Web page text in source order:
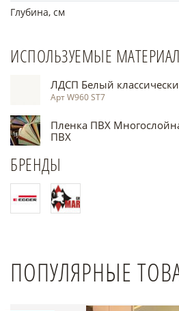
Глубина, см
ИСПОЛЬЗУЕМЫЕ
ЛДСП Белый
Арт W960 ST7
Пленка ПВХ
ПВХ
БРЕНДЫ
ПОПУЛЯРНЫЕ